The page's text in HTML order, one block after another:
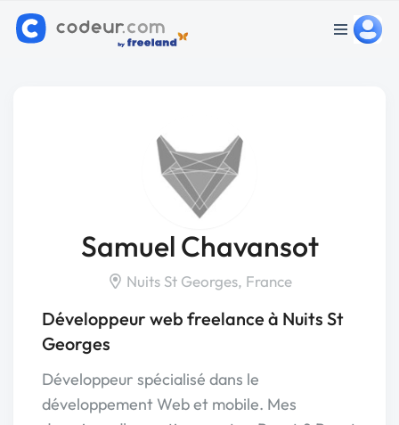
Samuel Chavansot
Nuits St Georges, France
Développeur web freelance à Nuits St
Georges
Développeur spécialisé dans le
développement Web et mobile. Mes